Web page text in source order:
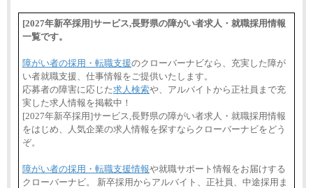
[2027年新卒採用]サービス,長野県の障がい者求人・就職採用情報
一覧です。
障がい者の採用・転職支援のクローバーナビなら、充実した障が
い者就職支援、仕事情報をご提供いたします。
応募者の障害に応じた求人検索や、アルバイトから正社員まで充
実した求人情報を掲載中！
[2027年新卒採用]サービス,長野県の障がい者求人・就職採用情報
をはじめ、人気企業の求人情報を探すならクローバーナビをどう
ぞ。
障がい者の採用・転職支援情報や就職サポート情報をお届けする
クローバーナビ。 新卒採用からアルバイト、正社員、中途採用ま